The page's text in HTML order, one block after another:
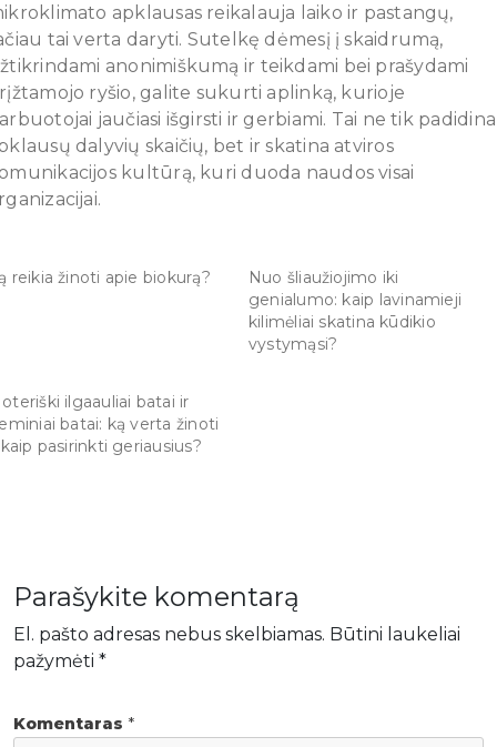
apklausas reikalauja laiko ir pastangų,
tai verta daryti. Sutelkę dėmesį į skaidrumą,
anonimiškumą ir teikdami bei prašydami
ryšio, galite sukurti aplinką, kurioje
jaučiasi išgirsti ir gerbiami. Tai ne tik padidina
dalyvių skaičių, bet ir skatina atviros
kultūrą, kuri duoda naudos visai
reikia žinoti apie biokurą?
Nuo šliaužiojimo iki
genialumo: kaip lavinamieji
kilimėliai skatina kūdikio
vystymąsi?
ilgaauliai batai ir
batai: ką verta žinoti
pasirinkti geriausius?
Parašykite komentarą
El. pašto adresas nebus skelbiamas. Būtini laukeliai
pažymėti *
Komentaras *